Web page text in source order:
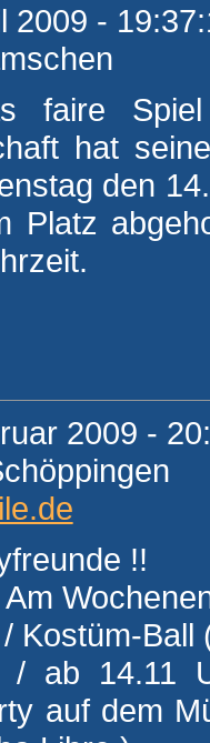
2009 -
faire
hat
den
Platz
2009 -
!!
Kostüm-Ball
/ ab 14.11
auf dem